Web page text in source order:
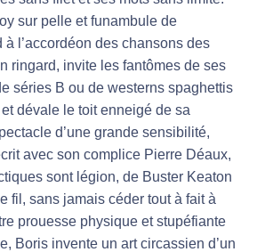
sur pelle et funambule de
à l’accordéon des chansons des
ringard, invite les fantômes de ses
séries B ou de westerns spaghettis
dévale le toit enneigé de sa
d’une grande sensibilité,
avec son complice Pierre Déaux,
sont légion, de Buster Keaton
fil, sans jamais céder tout à fait à
prouesse physique et stupéfiante
Boris invente un art circassien d’un